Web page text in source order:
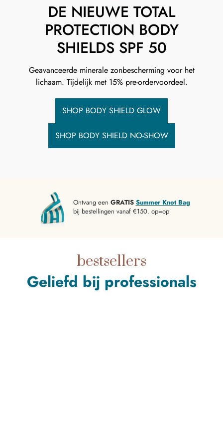
DE NIEUWE TOTAL
PROTECTION BODY
SHIELDS SPF 50
Geavanceerde minerale zonbescherming voor het
lichaam. Tijdelijk met 15% pre-ordervoordeel.
SHOP BODY SHIELD GLOW
SHOP BODY SHIELD NO-SHOW
Ontvang een GRATIS Summer Knot Bag
bij bestellingen vanaf €150. op=op
bestsellers
Geliefd bij professionals